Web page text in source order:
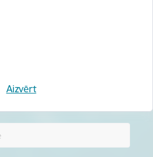
Aizvērt